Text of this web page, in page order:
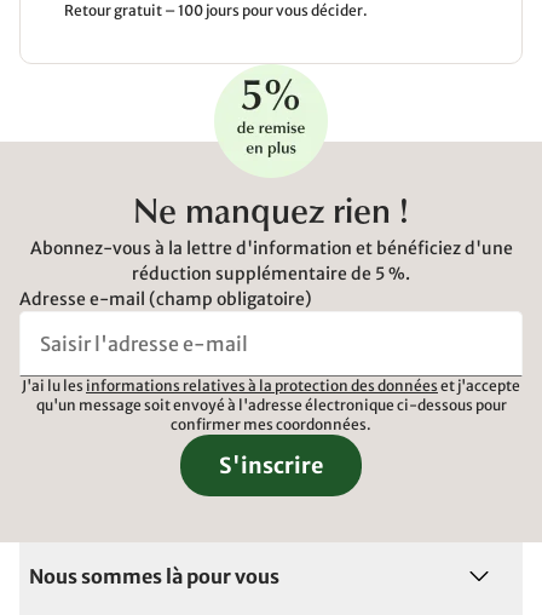
Retour gratuit – 100 jours pour vous décider.
Ne manquez rien !
Abonnez-vous à la lettre d'information et bénéficiez d'une
réduction supplémentaire de 5 %.
Adresse e-mail (champ obligatoire)
J'ai lu les informations relatives à la protection des données et j'accepte
qu'un message soit envoyé à l'adresse électronique ci-dessous pour
confirmer mes coordonnées.
S'inscrire
Nous sommes là pour vous